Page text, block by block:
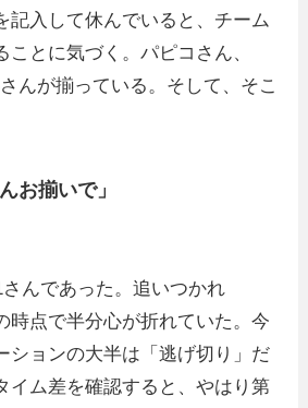
記入して休んでいると、チーム
ことに気づく。パピコさん、
んが揃っている。そして、そこ
お揃いで」
んであった。追いつかれ
時点で半分心が折れていた。今
ションの大半は「逃げ切り」だ
イム差を確認すると、やはり第